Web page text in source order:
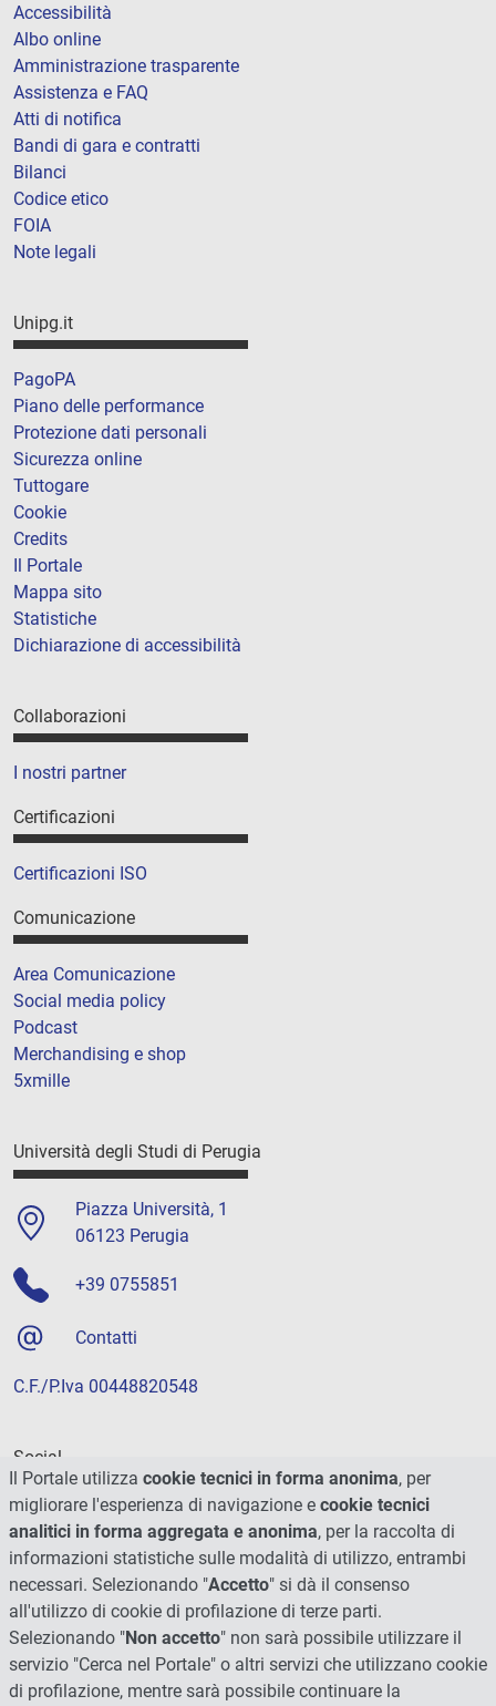
Accessibilità
Albo online
Amministrazione trasparente
Assistenza e FAQ
Atti di notifica
Bandi di gara e contratti
Bilanci
Codice etico
FOIA
Note legali
Unipg.it
PagoPA
Piano delle performance
Protezione dati personali
Sicurezza online
Tuttogare
Cookie
Credits
Il Portale
Mappa sito
Statistiche
Dichiarazione di accessibilità
Collaborazioni
I nostri partner
Certificazioni
Certificazioni ISO
Comunicazione
Area Comunicazione
Social media policy
Podcast
Merchandising e shop
5xmille
Università degli Studi di Perugia
Piazza Università, 1
06123 Perugia
+39 0755851
Contatti
C.F./P.Iva 00448820548
Social
Il Portale utilizza cookie tecnici in forma anonima, per
migliorare l'esperienza di navigazione e cookie tecnici
analitici in forma aggregata e anonima, per la raccolta di
informazioni statistiche sulle modalità di utilizzo, entrambi
necessari. Selezionando "Accetto" si dà il consenso
all'utilizzo di cookie di profilazione di terze parti.
Selezionando "Non accetto" non sarà possibile utilizzare il
servizio "Cerca nel Portale" o altri servizi che utilizzano cookie
di profilazione, mentre sarà possibile continuare la